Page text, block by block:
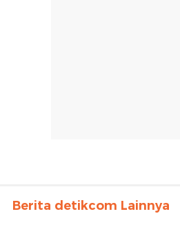
Berita detikcom Lainnya